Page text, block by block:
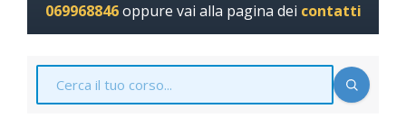
069968846oppure vai alla pagina dei contatti